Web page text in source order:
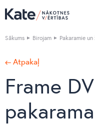
Sākums Birojam Pakaramie
← Atpakaļ
Frame DV